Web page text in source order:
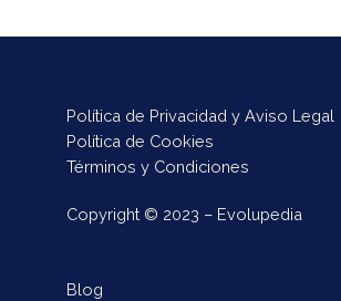
Política de Privacidad y Aviso Legal
Política de Cookies
Términos y Condiciones
Copyright © 2023 – Evolupedia
Blog